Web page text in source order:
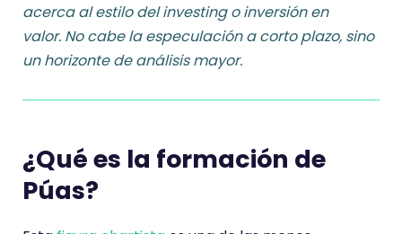
acerca al estilo del investing o inversión en
valor. No cabe la especulación a corto plazo, sino
un horizonte de análisis mayor.
¿Qué es la formación de
Púas?